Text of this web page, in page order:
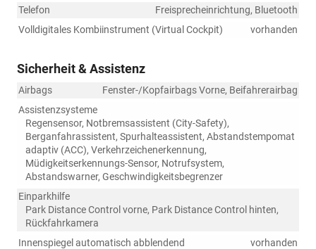
Telefon
Freisprecheinrichtung, Bluetooth
Volldigitales Kombiinstrument (Virtual Cockpit)
vorhanden
Sicherheit & Assistenz
Airbags
Fenster-/Kopfairbags Vorne, Beifahrerairbag
Assistenzsysteme
Regensensor, Notbremsassistent (City-Safety),
Berganfahrassistent, Spurhalteassistent, Abstandstempomat
adaptiv (ACC), Verkehrzeichenerkennung,
Müdigkeitserkennungs-Sensor, Notrufsystem,
Abstandswarner, Geschwindigkeitsbegrenzer
Einparkhilfe
Park Distance Control vorne, Park Distance Control hinten,
Rückfahrkamera
Innenspiegel automatisch abblendend
vorhanden